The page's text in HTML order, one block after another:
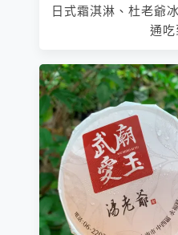
日式霜淇淋、杜老爺
通吃